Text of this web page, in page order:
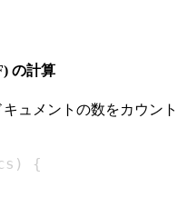
の計算
ュメントの数をカウント
)
{